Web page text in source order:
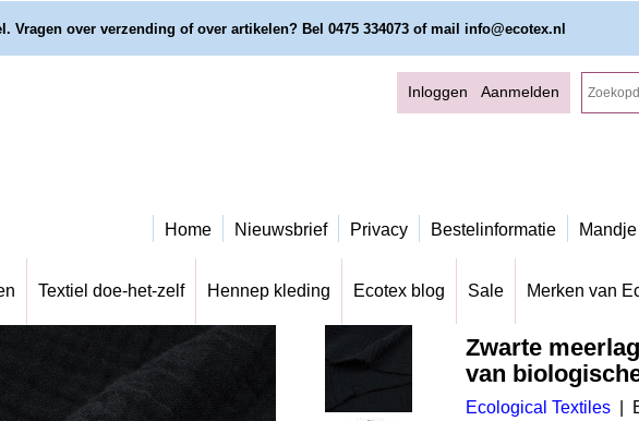
over verzending of over artikelen? Bel 0475 334073 of mail info@ecotex.nl
Inloggen Aanmelden
Home Nieuwsbrief Privacy Bestelinformatie Mandje
Textiel doe-het-zelf Hennep kleding Ecotex blog Sale Merken van
Zwarte
van
Ecological Textiles